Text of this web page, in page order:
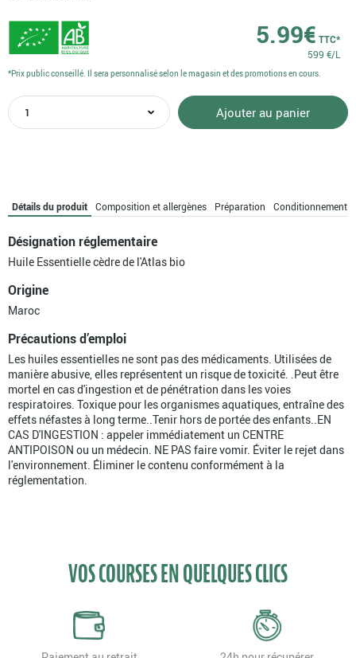
5.99€ TTC*
599 €/L
quantité
de
de
l'atlas
bio
Ajouter au panier
*Prix public conseillé. Il sera personnalisé selon le magasin et des promotions en cours.
Détails du produit Composition et allergènes Préparation Conditionnement
Désignation réglementaire
Huile Essentielle cèdre de l'Atlas bio
Origine
Maroc
Précautions d’emploi
Les huiles essentielles ne sont pas des médicaments. Utilisées de
manière abusive, elles représentent un risque de toxicité. .Peut être
mortel en cas d'ingestion et de pénétration dans les voies
respiratoires. Toxique pour les organismes aquatiques, entraîne des
effets néfastes à long terme..Tenir hors de portée des enfants..EN
CAS D'INGESTION : appeler immédiatement un CENTRE
ANTIPOISON ou un médecin. NE PAS faire vomir. Éviter le rejet dans
l'environnement. Éliminer le contenu conformément à la
réglementation.
VOS COURSES EN QUELQUES CLICS